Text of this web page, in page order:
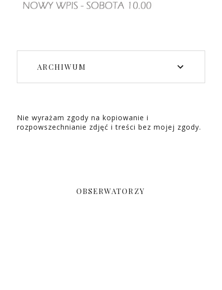
ARCHIWUM
Nie wyrażam zgody na kopiowanie i
rozpowszechnianie zdjęć i treści bez mojej zgody.
OBSERWATORZY